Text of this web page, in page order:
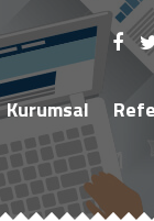
Kurumsal